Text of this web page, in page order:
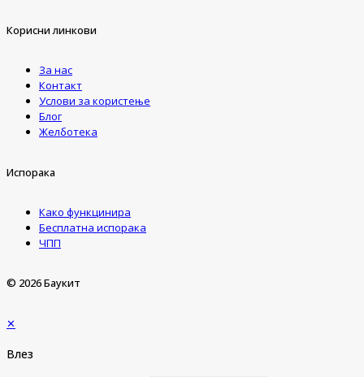
Корисни линкови
За нас
Контакт
Услови за користење
Блог
Желботека
Испорака
Како функцинира
Бесплатна испорака
ЧПП
© 2026 Баукит
✕
Влез